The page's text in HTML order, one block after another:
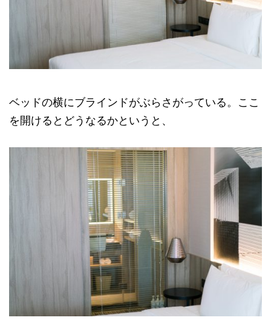
ベッドの横にブラインドがぶらさがっている。ここ
を開けるとどうなるかというと、